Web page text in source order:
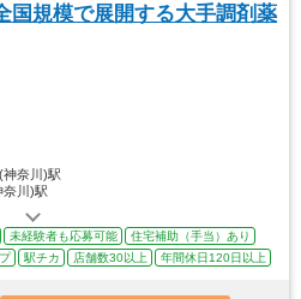
国規模で展開する大手調剤薬
奈川)駅
奈川)駅
未経験者も応募可能
住宅補助（手当）あり
駅チカ 店舗数30以上 年間休日120日以上